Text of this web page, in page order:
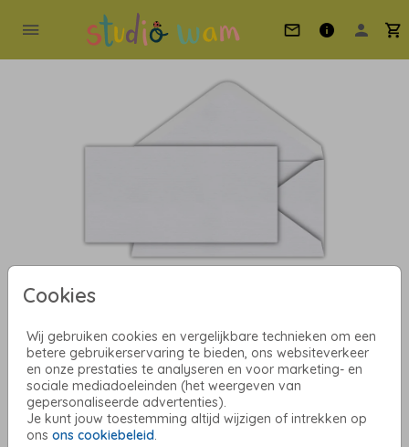
Cookies
Wij gebruiken cookies en vergelijkbare technieken om een
betere gebruikerservaring te bieden, ons websiteverkeer
en onze prestaties te analyseren en voor marketing- en
sociale mediadoeleinden (het weergeven van
gepersonaliseerde advertenties).
Je kunt jouw toestemming altijd wijzigen of intrekken op
ons ons cookiebeleid.
Oud-Hollands 22 X 11
Helaas is dit product tijdelijk uitverkocht!
Heb je vragen? Neem dan contact met ons op.
OMSCHRIJVING